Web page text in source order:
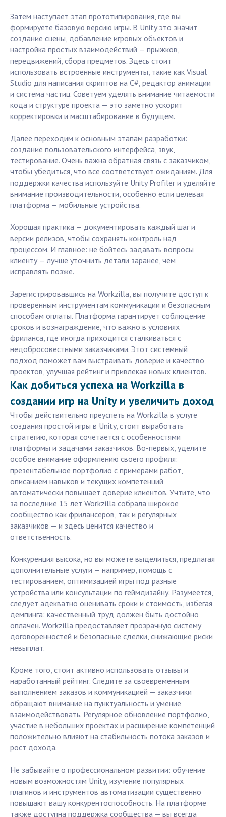
Затем наступает этап прототипирования, где вы
формируете базовую версию игры. В Unity это значит
создание сцены, добавление игровых объектов и
настройка простых взаимодействий — прыжков,
передвижений, сбора предметов. Здесь стоит
использовать встроенные инструменты, такие как Visual
Studio для написания скриптов на C#, редактор анимации
и система частиц. Советуем уделять внимание читаемости
кода и структуре проекта — это заметно ускорит
корректировки и масштабирование в будущем.
Далее переходим к основным этапам разработки:
создание пользовательского интерфейса, звук,
тестирование. Очень важна обратная связь с заказчиком,
чтобы убедиться, что все соответствует ожиданиям. Для
поддержки качества используйте Unity Profiler и уделяйте
внимание производительности, особенно если целевая
платформа — мобильные устройства.
Хорошая практика — документировать каждый шаг и
версии релизов, чтобы сохранять контроль над
процессом. И главное: не бойтесь задавать вопросы
клиенту — лучше уточнить детали заранее, чем
исправлять позже.
Зарегистрировавшись на Workzilla, вы получите доступ к
проверенным инструментам коммуникации и безопасным
способам оплаты. Платформа гарантирует соблюдение
сроков и вознаграждение, что важно в условиях
фриланса, где иногда приходится сталкиваться с
недобросовестными заказчиками. Этот системный
подход поможет вам выстраивать доверие и качество
проектов, улучшая рейтинг и привлекая новых клиентов.
Как добиться успеха на Workzilla в
создании игр на Unity и увеличить доход
Чтобы действительно преуспеть на Workzilla в услуге
создания простой игры в Unity, стоит выработать
стратегию, которая сочетается с особенностями
платформы и задачами заказчиков. Во-первых, уделите
особое внимание оформлению своего профиля:
презентабельное портфолио с примерами работ,
описанием навыков и текущих компетенций
автоматически повышает доверие клиентов. Учтите, что
за последние 15 лет Workzilla собрала широкое
сообщество как фрилансеров, так и регулярных
заказчиков — и здесь ценится качество и
ответственность.
Конкуренция высока, но вы можете выделиться, предлагая
дополнительные услуги — например, помощь с
тестированием, оптимизацией игры под разные
устройства или консультации по геймдизайну. Разумеется,
следует адекватно оценивать сроки и стоимость, избегая
демпинга: качественный труд должен быть достойно
оплачен. Workzilla предоставляет прозрачную систему
договоренностей и безопасные сделки, снижающие риски
невыплат.
Кроме того, стоит активно использовать отзывы и
наработанный рейтинг. Следите за своевременным
выполнением заказов и коммуникацией — заказчики
обращают внимание на пунктуальность и умение
взаимодействовать. Регулярное обновление портфолио,
участие в небольших проектах и расширение компетенций
положительно влияют на стабильность потока заказов и
рост дохода.
Не забывайте о профессиональном развитии: обучение
новым возможностям Unity, изучение популярных
плагинов и инструментов автоматизации существенно
повышают вашу конкурентоспособность. На платформе
также доступна поддержка сообщества — вы всегда